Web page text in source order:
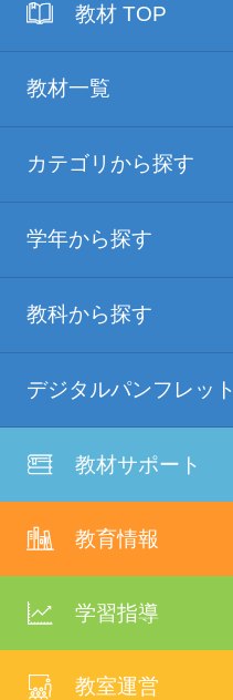
教材 TOP
教材一覧
カテゴリから探す
学年から探す
教科から探す
デジタルパンフレット
教材サポート
教育情報
学習指導
教室運営